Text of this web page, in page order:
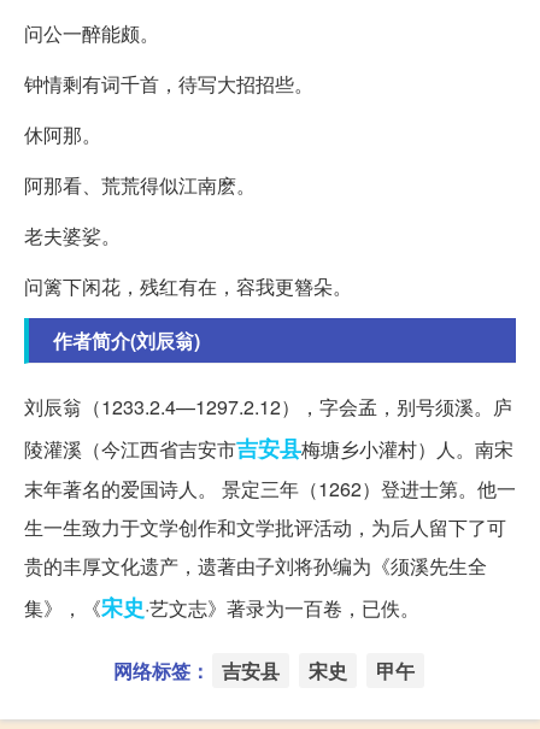
问公一醉能颇。
钟情剩有词千首，待写大招招些。
休阿那。
阿那看、荒荒得似江南麽。
老夫婆娑。
问篱下闲花，残红有在，容我更簪朵。
作者简介(刘辰翁)
刘辰翁（1233.2.4—1297.2.12），字会孟，别号须溪。庐
陵灌溪（今江西省吉安市吉安县梅塘乡小灌村）人。南宋
末年著名的爱国诗人。 景定三年（1262）登进士第。他一
生一生致力于文学创作和文学批评活动，为后人留下了可
贵的丰厚文化遗产，遗著由子刘将孙编为《须溪先生全
集》，《宋史·艺文志》著录为一百卷，已佚。
网络标签： 吉安县 宋史 甲午